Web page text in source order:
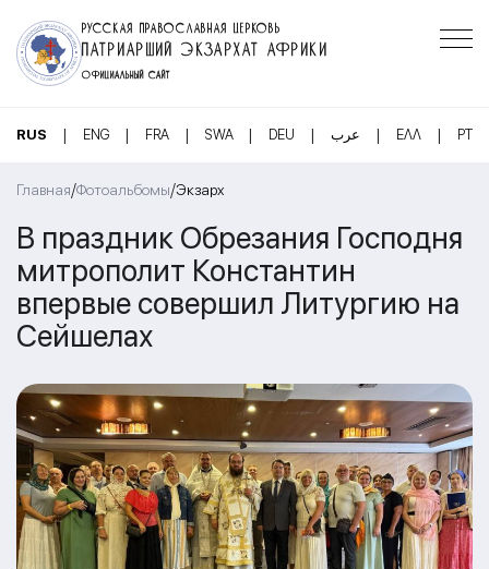
РУССКАЯ ПРАВОСЛАВНАЯ ЦЕРКОВЬ
ПАТРИАРШИЙ ЭКЗАРХАТ АФРИКИ
ОФИЦИАЛЬНЫЙ САЙТ
RUS | ENG | FRA | SWA | DEU | عرب | ΕΛΛ | PT
Главная/Фотоальбомы/Экзарх
В праздник Обрезания Господня
митрополит Константин
впервые совершил Литургию на
Сейшелах